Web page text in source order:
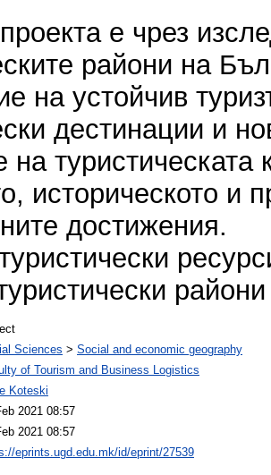
е чрез
райони на
на устойчив
дестинации и
на
историческото и
достижения.
райони
Sciences > Social and economic geography
of Tourism and Business Logistics
Koteski
2021 08:57
2021 08:57
eprints.ugd.edu.mk/id/eprint/27539